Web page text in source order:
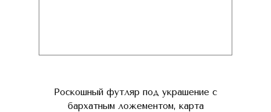
Роскошный футляр под украшение с
бархатным ложементом, карта